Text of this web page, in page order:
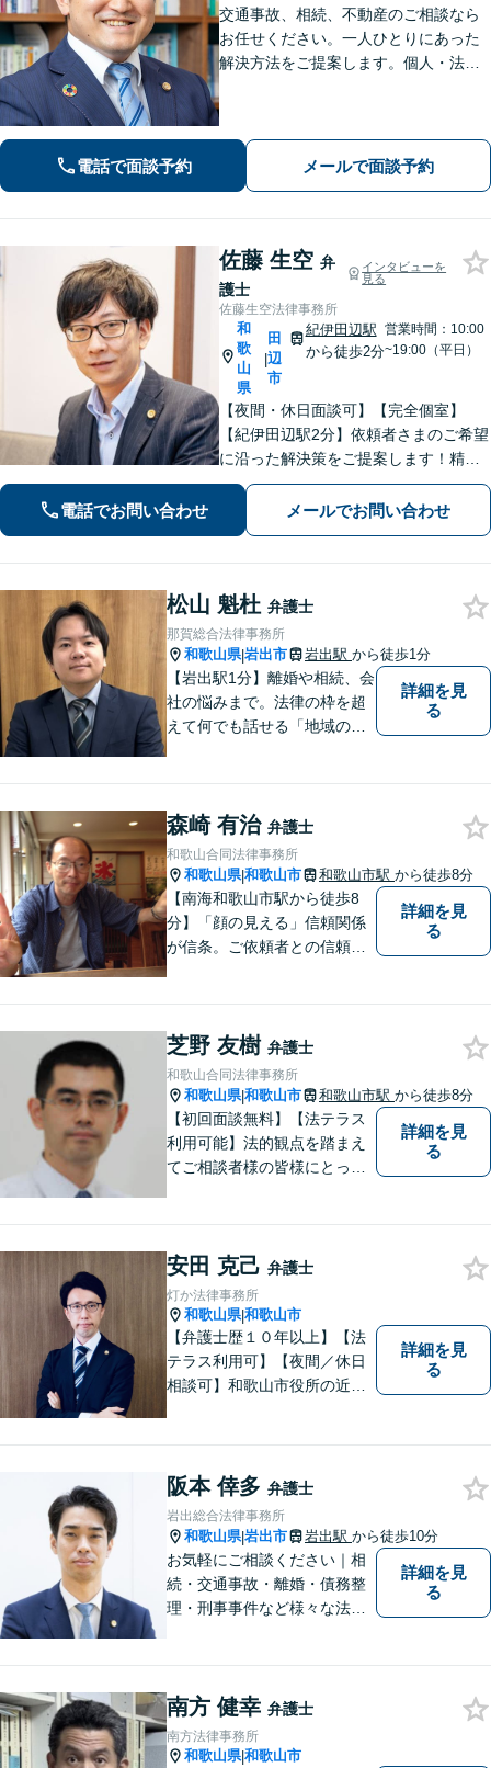
交通事故、相続、不動産のご相談なら
お任せください。一人ひとりにあった
解決方法をご提案します。個人・法人
電話で面談予約 メールで面談予約
佐藤 生空 弁
護士
インタビューを
見る
佐藤生空法律事務所
和
歌
山
県
|
田
辺
市
紀伊田辺駅
から徒歩2分
営業時間：10:00
~19:00（平日）
【夜間・休日面談可】【完全個室】
【紀伊田辺駅2分】依頼者さまのご希望
に沿った解決策をご提案します！精神
面への配慮も大切に【交通事故】示談
交渉の豊富な経験を活かし、賠償金の
増額を目指します【相続問題】不動産
電話でお問い合わせ メールでお問い合わせ
松山 魁杜 弁護士
那賀総合法律事務所
和歌山県|岩出市 岩出駅 から徒歩1分
【岩出駅1分】離婚や相続、会
社の悩みまで。法律の枠を超
えて何でも話せる「地域のか
育ちの私が丁寧にサポートし
ます。【丁寧なヒアリング】
【休日や夜間相談も柔軟に対
応】
詳細を見
る
森崎 有治 弁護士
和歌山合同法律事務所
和歌山県|和歌山市 和歌山市駅 から徒歩8分
【南海和歌山市駅から徒歩8
分】「顔の見える」信頼関係
が信条。ご依頼者との信頼関
な解決策を提案させていただ
きます。
詳細を見
る
芝野 友樹 弁護士
和歌山合同法律事務所
和歌山県|和歌山市 和歌山市駅 から徒歩8分
【初回面談無料】【法テラス
利用可能】法的観点を踏まえ
てご相談者様の皆様にとって
【当日／夜間／応相談】お悩
み事がございましたら、お気
軽にご相談下さい。
詳細を見
る
安田 克己 弁護士
灯か法律事務所
和歌山県|和歌山市
【弁護士歴１０年以上】【法
テラス利用可】【夜間／休日
相談可】和歌山市役所の近
相談ください。あなたの灯り
となれるよう誠心誠意努めま
す。
詳細を見
る
阪本 倖多 弁護士
岩出総合法律事務所
和歌山県|岩出市 岩出駅 から徒歩10分
お気軽にご相談ください｜相
続・交通事故・離婚・債務整
理・刑事事件など様々な法律
日・オンライン相談OK（要予
約）｜丁寧な報告とスピード
対応で安心をお届けします
詳細を見
る
南方 健幸 弁護士
南方法律事務所
和歌山県|和歌山市